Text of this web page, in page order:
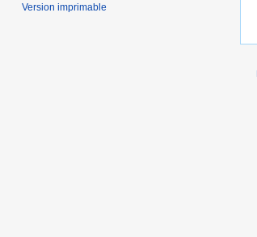
Version imprimable